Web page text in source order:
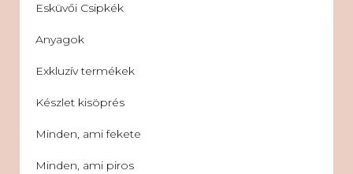
Esküvői Csipkék
Anyagok
Exkluzív termékek
Készlet kisöprés
Minden, ami fekete
Minden, ami piros